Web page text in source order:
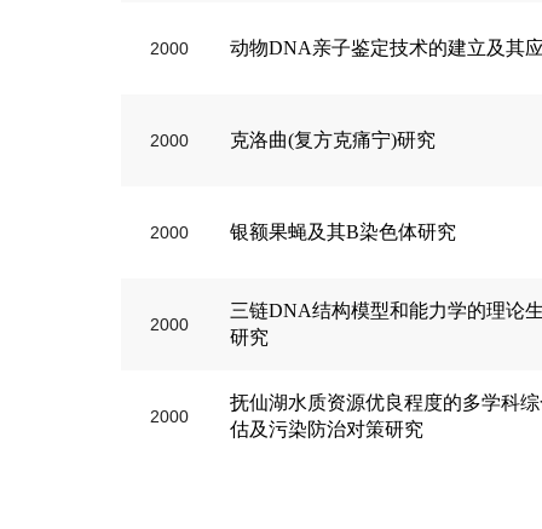
2000 动物DNA亲子鉴定技术的建立及其
2000 克洛曲(复方克痛宁)研究
2000 银额果蝇及其B染色体研究
2000
三链DNA结构模型和能力学的理论
研究
2000
抚仙湖水质资源优良程度的多学科
估及污染防治对策研究